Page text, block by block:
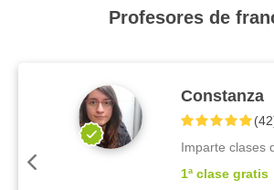
Profesores de
Constanza
(42
Imparte clases
1ª clase gratis